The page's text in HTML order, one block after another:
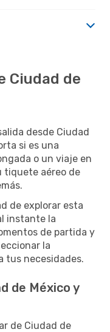
Ciudad de
desde Ciudad
si es una
o un viaje en
tiquete aéreo de
de explorar esta
instante la
de partida y
la
tus necesidades.
de México y
de Ciudad de